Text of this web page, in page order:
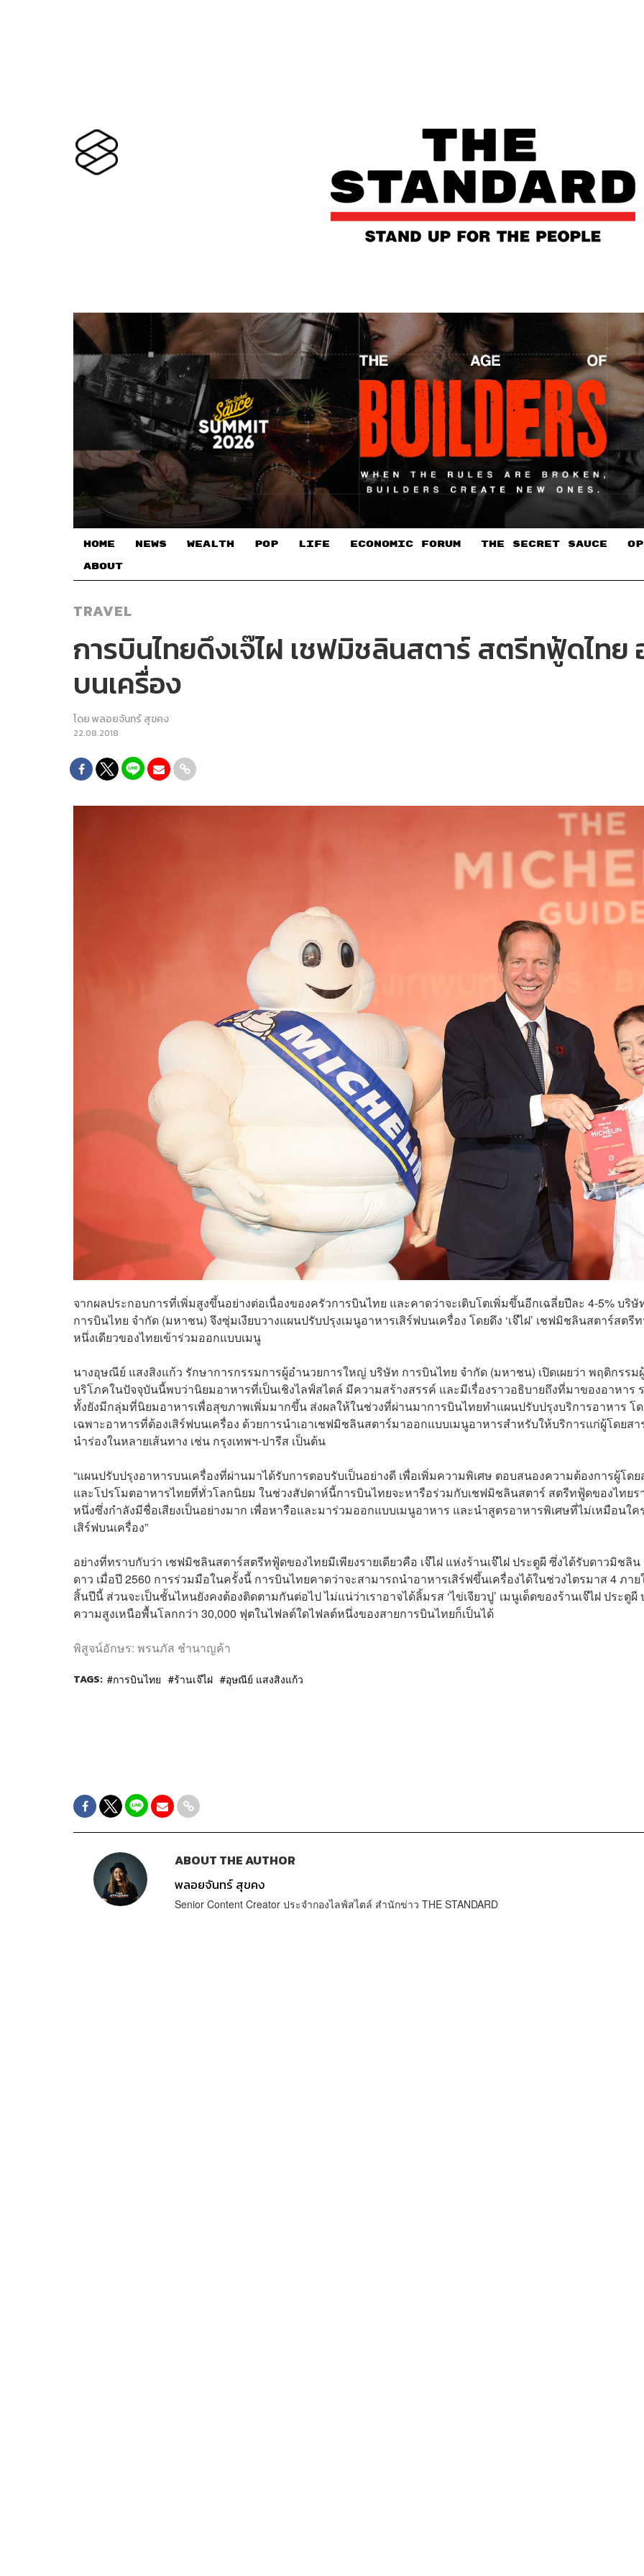
HOME NEWS WEALTH POP LIFE ECONOMIC FORUM THE SECRET SAUCE​
ABOUT
TRAVEL
การบินไทยดึงเจ๊ไฝ เชฟมิชลินสตาร์ สตรีทฟู้ดไทย
บนเครื่อง
โดยพลอยจันทร์ สุขคง
22.08.2018
จากผลประกอบการที่เพิ่มสูงขึ้นอย่างต่อเนื่องของครัวการบินไทย และคาดว่าจะเติบโตเพิ่มขึ้นอีกเฉลี่ยปีละ 4-5%บริษั
การบินไทย จำกัด (มหาชน) จึงซุ่มเงียบวางแผนปรับปรุงเมนูอาหารเสิร์ฟบนเครื่อง โดยดึง ‘เจ๊ไฝ’ เชฟมิชลินสตาร์สตรี
หนึ่งเดียวของไทยเข้าร่วมออกแบบเมนู
นางอุษณีย์ แสงสิงแก้ว รักษาการกรรมการผู้อำนวยการใหญ่ บริษัท การบินไทย จำกัด (มหาชน) เปิดเผยว่า พฤติกรรม
บริโภคในปัจจุบันนี้พบว่านิยมอาหารที่เป็นเชิงไลฟ์สไตล์ มีความสร้างสรรค์ และมีเรื่องราวอธิบายถึงที่มาของอาหาร
ทั้งยังมีกลุ่มที่นิยมอาหารเพื่อสุขภาพเพิ่มมากขึ้น ส่งผลให้ในช่วงที่ผ่านมาการบินไทยทำแผนปรับปรุงบริการอาหาร โ
เฉพาะอาหารที่ต้องเสิร์ฟบนเครื่อง ด้วยการนำเอาเชฟมิชลินสตาร์มาออกแบบเมนูอาหารสำหรับให้บริการแก่ผู้โดยสา
นำร่องในหลายเส้นทาง เช่น กรุงเทพฯ-ปารีส เป็นต้น
“แผนปรับปรุงอาหารบนเครื่องที่ผ่านมาได้รับการตอบรับเป็นอย่างดี เพื่อเพิ่มความพิเศษ ตอบสนองความต้องการผู้โดย
และโปรโมตอาหารไทยที่ทั่วโลกนิยม ในช่วงสัปดาห์นี้การบินไทยจะหารือร่วมกับเชฟมิชลินสตาร์ สตรีทฟู้ดของไทยร
หนึ่งซึ่งกำลังมีชื่อเสียงเป็นอย่างมาก เพื่อหารือและมาร่วมออกแบบเมนูอาหาร และนำสูตรอาหารพิเศษที่ไม่เหมือนใค
เสิร์ฟบนเครื่อง”
อย่างที่ทราบกับว่า เชฟมิชลินสตาร์สตรีทฟู้ดของไทยมีเพียงรายเดียวคือ เจ๊ไฝ แห่งร้านเจ๊ไฝ ประตูผี ซึ่งได้รับดาวมิชลิน
ดาว เมื่อปี 2560 การร่วมมือในครั้งนี้ การบินไทยคาดว่าจะสามารถนำอาหารเสิร์ฟขึ้นเครื่องได้ในช่วงไตรมาส 4 ภาย
สิ้นปีนี้ ส่วนจะเป็นชั้นไหนยังคงต้องติดตามกันต่อไป ไม่แน่ว่าเราอาจได้ลิ้มรส ‘ไข่เจียวปู’ เมนูเด็ดของร้านเจ๊ไฝ ประตูผี
ความสูงเหนือพื้นโลกกว่า 30,000 ฟุตในไฟลต์ใดไฟลต์หนึ่งของสายการบินไทยก็เป็นได้
พิสูจน์อักษร: พรนภัส ชำนาญค้า
TAGS: การบินไทย ร้านเจ๊ไฝ อุษณีย์ แสงสิงแก้ว
ABOUT THE AUTHOR
พลอยจันทร์ สุขคง
Senior Content Creator ประจำกองไลฟ์สไตล์ สำนักข่าว THE STANDARD